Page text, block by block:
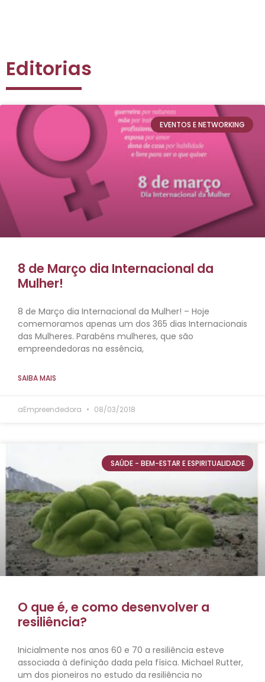
Editorias
EVENTOS E NETWORKING
8 de Março dia Internacional da
Mulher!
8 de Março dia Internacional da Mulher! – Hoje
comemoramos apenas um dos 365 dias Internacionais
das Mulheres. Parabéns mulheres, que são
empreendedoras na essência,
SAIBA MAIS
aEmpreendedora 08/03/2018
SAÚDE - BEM-ESTAR E ESPIRITUALIDADE
O que é, e como desenvolver a
resiliência?
Inicialmente nos anos 60 e 70 a resiliência esteve
associada à definição dada pela física. Michael Rutter,
um dos pioneiros no estudo da resiliência no